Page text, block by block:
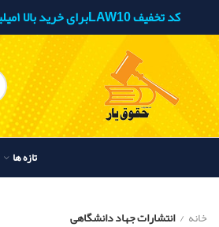
کد تخفیف LAW10برای خرید بالا ۱میلیون ۷۰۰ هزار تومان
تازه ها
خانه انتشارات جهاد دانشگاهی